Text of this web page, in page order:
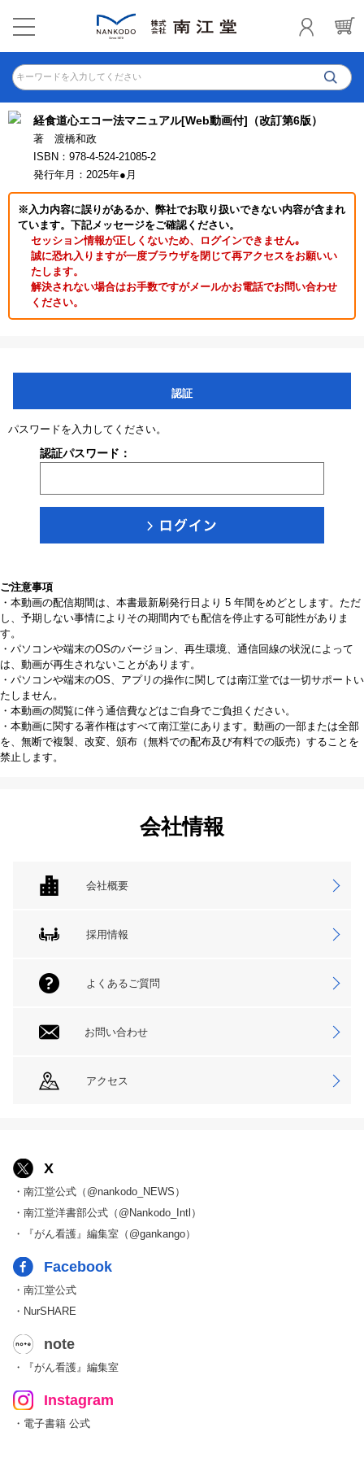
キーワードを入力してください
経食道心エコー法マニュアル[Web動画付]（改訂第6版）
著 渡橋和政
ISBN：978-4-524-21085-2
発行年月：2025年●月
※入力内容に誤りがあるか、弊社でお取り扱いできない内容が含まれ
ています。下記メッセージをご確認ください。
セッション情報が正しくないため、ログインできません｡
誠に恐れ入りますが一度ブラウザを閉じて再アクセスをお願いい
たします。
解決されない場合はお手数ですがメールかお電話でお問い合わせ
ください。
認証
パスワードを入力してください。
認証パスワード：
ご注意事項
・本動画の配信期間は、本書最新刷発行日より 5 年間をめどとします。ただ
し、予期しない事情によりその期間内でも配信を停止する可能性がありま
す。
・パソコンや端末のOSのバージョン、再生環境、通信回線の状況によって
は、動画が再生されないことがあります。
・パソコンや端末のOS、アプリの操作に関しては南江堂では一切サポートい
たしません。
・本動画の閲覧に伴う通信費などはご自身でご負担ください。
・本動画に関する著作権はすべて南江堂にあります。動画の一部または全部
を、無断で複製、改変、頒布（無料での配布及び有料での販売）することを
禁止します。
会社情報
会社概要
採用情報
よくあるご質問
お問い合わせ
アクセス
X
・南江堂公式（@nankodo_NEWS）
・南江堂洋書部公式（@Nankodo_Intl）
・『がん看護』編集室（@gankango）
Facebook
・南江堂公式
・NurSHARE
note
・『がん看護』編集室
Instagram
・電子書籍 公式